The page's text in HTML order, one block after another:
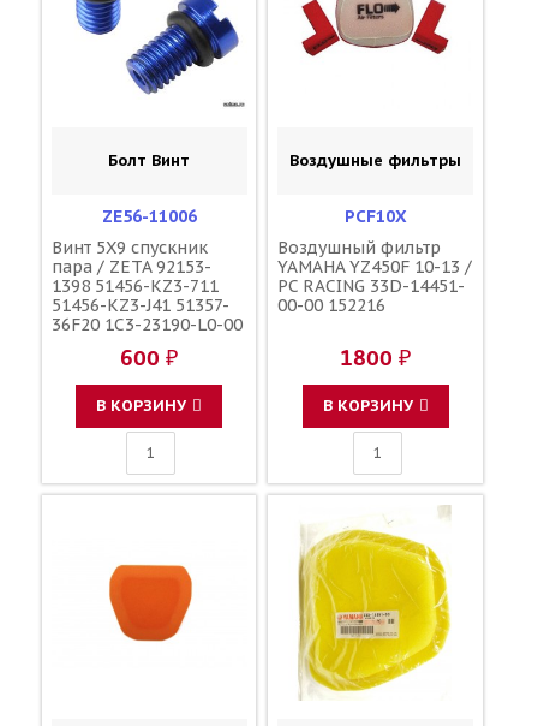
Болт Винт
ZE56-11006
Винт 5X9 спускник
пара / ZETA 92153-
1398 51456-KZ3-711
51456-KZ3-J41 51357-
36F20 1C3-23190-L0-00
110090000601
110090000501
F45300001
600 ₽
В КОРЗИНУ
Воздушные фильтры
PCF10X
Воздушный фильтр
YAMAHA YZ450F 10-13 /
PC RACING 33D-14451-
00-00 152216
1800 ₽
В КОРЗИНУ